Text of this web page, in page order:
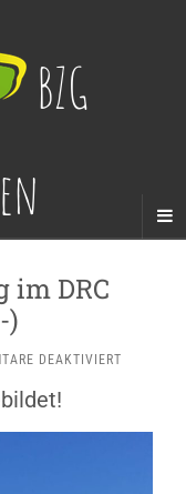
BZG
im DRC
)
DEAKTIVIERTFÜR